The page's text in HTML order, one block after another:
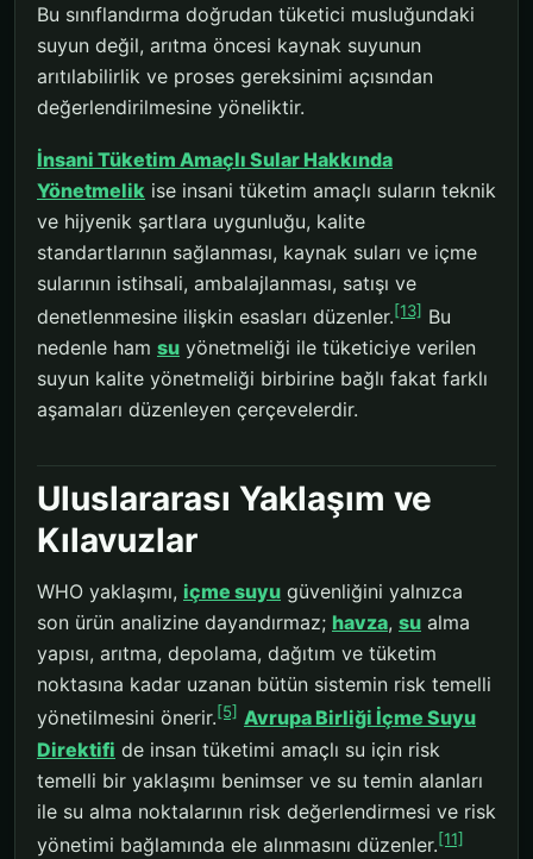
Bu sınıflandırma doğrudan tüketici musluğundaki
suyun değil, arıtma öncesi kaynak suyunun
arıtılabilirlik ve proses gereksinimi açısından
değerlendirilmesine yöneliktir.
İnsani Tüketim Amaçlı Sular Hakkında
Yönetmelik ise insani tüketim amaçlı suların teknik
ve hijyenik şartlara uygunluğu, kalite
standartlarının sağlanması, kaynak suları ve içme
sularının istihsali, ambalajlanması, satışı ve
denetlenmesine ilişkin esasları düzenler.[13] Bu
nedenle ham su yönetmeliği ile tüketiciye verilen
suyun kalite yönetmeliği birbirine bağlı fakat farklı
aşamaları düzenleyen çerçevelerdir.
Uluslararası Yaklaşım ve
Kılavuzlar
WHO yaklaşımı, içme suyu güvenliğini yalnızca
son ürün analizine dayandırmaz; havza, su alma
yapısı, arıtma, depolama, dağıtım ve tüketim
noktasına kadar uzanan bütün sistemin risk temelli
yönetilmesini önerir.[5] Avrupa Birliği İçme Suyu
Direktifi de insan tüketimi amaçlı su için risk
temelli bir yaklaşımı benimser ve su temin alanları
ile su alma noktalarının risk değerlendirmesi ve risk
yönetimi bağlamında ele alınmasını düzenler.[11]